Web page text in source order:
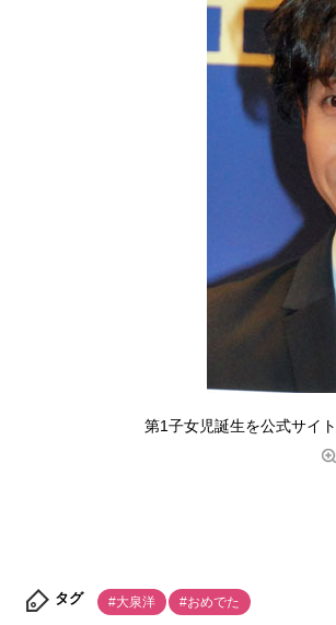
第1子女児誕生を公式サイ
タグ #大泉洋 #おめでた